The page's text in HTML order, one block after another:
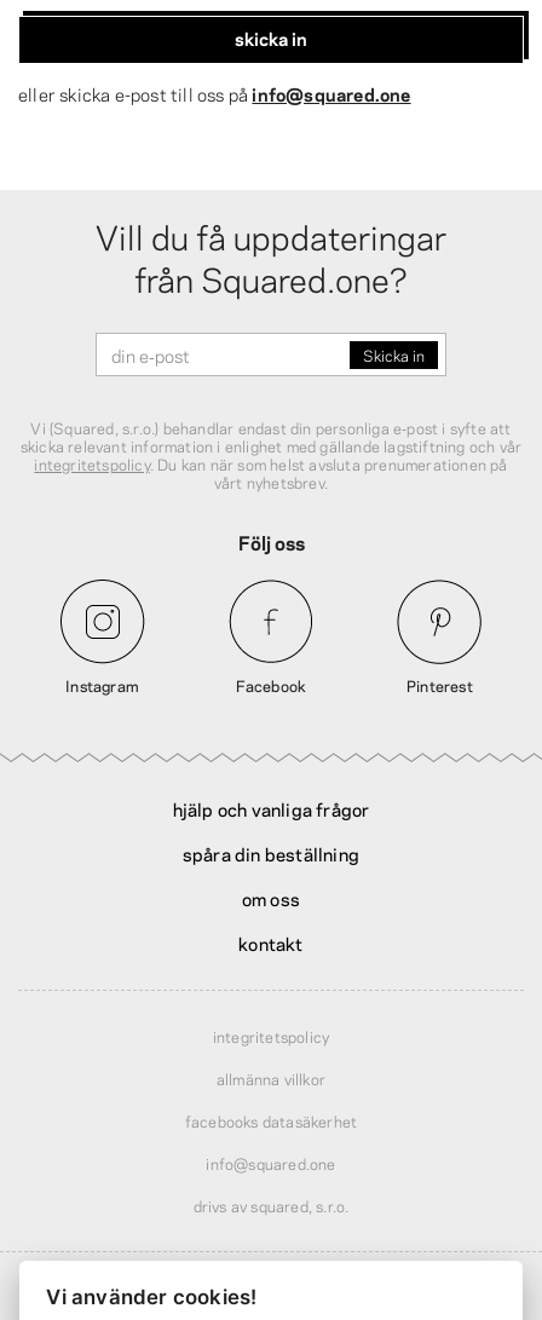
skicka in
eller skicka e-post till oss påinfo@squared.one
Vill du få uppdateringar
från Squared.one?
Vi (Squared, s.r.o.) behandlar endast din personliga e‑post i syfte att
skicka relevant information i enlighet med gällande lagstiftning och vår
integritetspolicy. Du kan när som helst avsluta prenumerationen på
vårt nyhetsbrev.
Följ oss
Instagram Facebook Pinterest
hjälp och vanliga frågor
spåra din beställning
om oss
kontakt
integritetspolicy
allmänna villkor
facebooks datasäkerhet
info@squared.one
drivs av squared, s.r.o.
Vi använder cookies!